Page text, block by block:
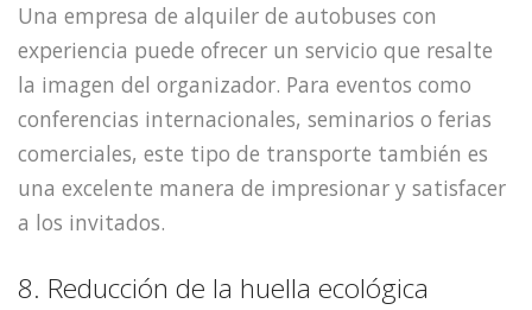
Una empresa de alquiler de autobuses con
experiencia puede ofrecer un servicio que resalte
la imagen del organizador. Para eventos como
conferencias internacionales, seminarios o ferias
comerciales, este tipo de transporte también es
una excelente manera de impresionar y satisfacer
a los invitados.
8. Reducción de la huella ecológica